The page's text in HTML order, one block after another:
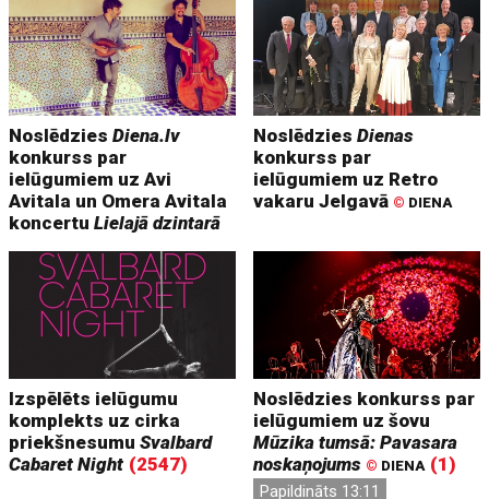
NoslēdziesDiena.lv
konkurss par
ielūgumiem uz Avi
Avitala un Omera Avitala
koncertuLielajā dzintarā
NoslēdziesDienas
konkurss par
ielūgumiem uz Retro
vakaru Jelgavā © DIENA
Izspēlēts ielūgumu
komplekts uz cirka
priekšnesumuSvalbard
Cabaret Night (2547)
Noslēdzies konkurss par
ielūgumiem uz šovu
Mūzika tumsā: Pavasara
noskaņojums © DIENA (1)
Papildināts 13:11